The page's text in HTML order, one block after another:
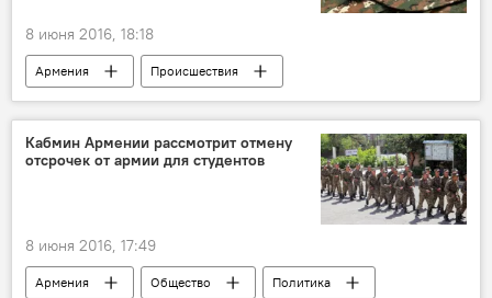
8 июня 2016, 18:18
Армения Происшествия
Кабмин Армении рассмотрит отмену
отсрочек от армии для студентов
8 июня 2016, 17:49
Армения Общество
Политика